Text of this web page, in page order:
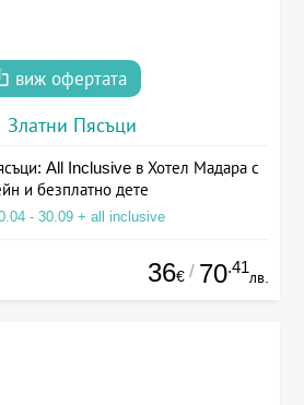
виж офертата
Златни Пясъци
All Inclusive в Хотел Мадара с
и безплатно дете
- 30.09 + all inclusive
36€ / 70.41
лв.